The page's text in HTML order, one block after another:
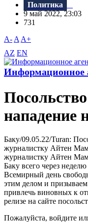
Политика
9 май 2022, 23:03
731
A- A A+
AZ EN
Информационное
нападение
Баку/09.05.22/Turan:
журналистку Айтен
журналистку Айтен
Баку всего через
Всемирный день
этим делом и призываем
привлечь виновных к
релизе на сайте
Пожалуйста, войдите